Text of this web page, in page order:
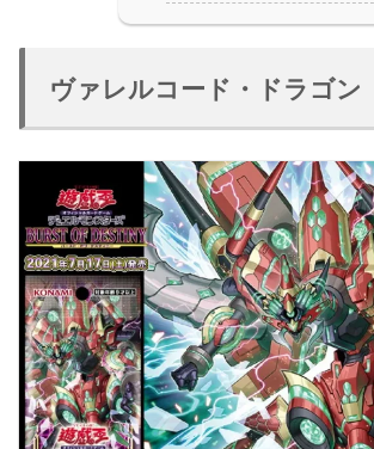
ヴァレルコード・ドラゴン